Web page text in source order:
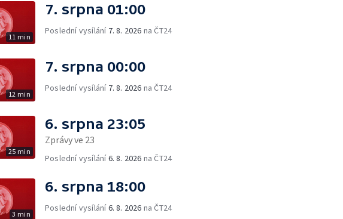
11 min
7. srpna 01:00
Poslední vysílání 7. 8. 2026 na ČT24
12 min
7. srpna 00:00
Poslední vysílání 7. 8. 2026 na ČT24
25 min
6. srpna 23:05
Zprávy ve 23
Poslední vysílání6. 8. 2026 na ČT24
3 min
6. srpna 18:00
Poslední vysílání6. 8. 2026 na ČT24